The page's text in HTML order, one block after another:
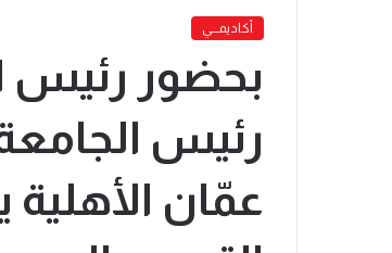
أكاديمـــي
بحضور رئيس
رئيس
عمّان